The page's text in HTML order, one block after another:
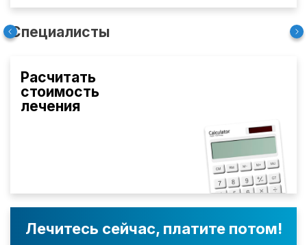
Специалисты
Расчитать
стоимость
лечения
Лечитесь сейчас, платите потом!